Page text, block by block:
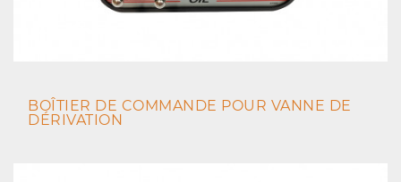
BOÎTIER DE COMMANDE POUR VANNE DE
DÉRIVATION